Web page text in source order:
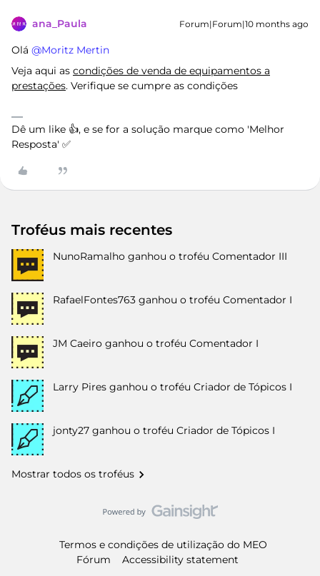
ana_Paula Forum|Forum|10 months ago
Olá ​ @Moritz Mertin
Veja aqui as condições de venda de equipamentos a
prestações. Verifique se cumpre as condições
Dê um like 👍, e se for a solução marque como 'Melhor
Resposta' ✅
Troféus mais recentes
NunoRamalho ganhou o troféu Comentador III
RafaelFontes763 ganhou o troféu Comentador I
JM Caeiro ganhou o troféu Comentador I
Larry Pires ganhou o troféu Criador de Tópicos I
jonty27 ganhou o troféu Criador de Tópicos I
Mostrar todos os troféus
Termos e condições de utilização do MEO
Fórum
Accessibility statement